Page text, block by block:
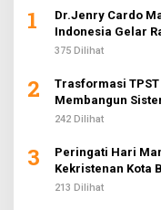
1
Dr.Jenry Cardo
Indonesia Gelar
375 Dilihat
2
Trasformasi
Membangun
Jakarta
242 Dilihat
3
Peringati Hari
Kekristenan Kota
Sederhana
213 Dilihat